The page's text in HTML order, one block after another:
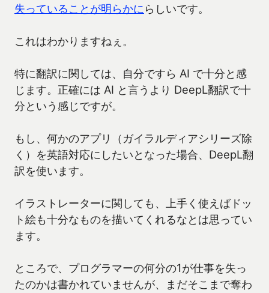
失っていることが明らかに らしいです。
これはわかりますねぇ。
特に翻訳に関しては、自分ですら AI で十分と感
じます。正確には AI と言うより DeepL翻訳で十
分という感じですが。
もし、何かのアプリ（ガイラルディアシリーズ除
く）を英語対応にしたいとなった場合、DeepL翻
訳を使います。
イラストレーターに関しても、上手く使えばドッ
ト絵も十分なものを描いてくれるなとは思ってい
ます。
ところで、プログラマーの何分の1が仕事を失っ
たのかは書かれていませんが、まだそこまで奪わ